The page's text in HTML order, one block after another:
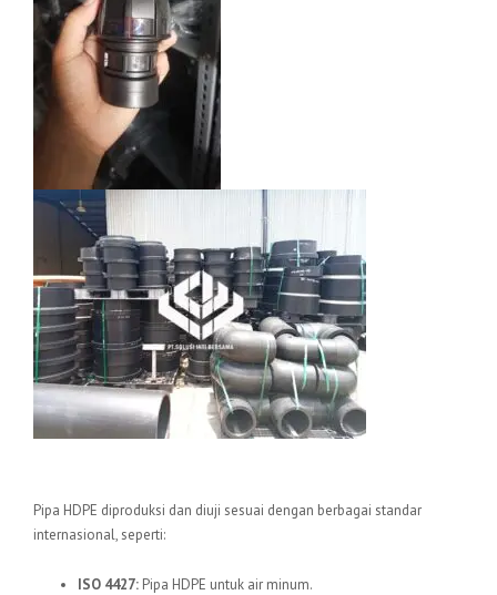
Pipa HDPE diproduksi dan diuji sesuai dengan berbagai standar
internasional, seperti:
ISO 4427: Pipa HDPE untuk air minum.